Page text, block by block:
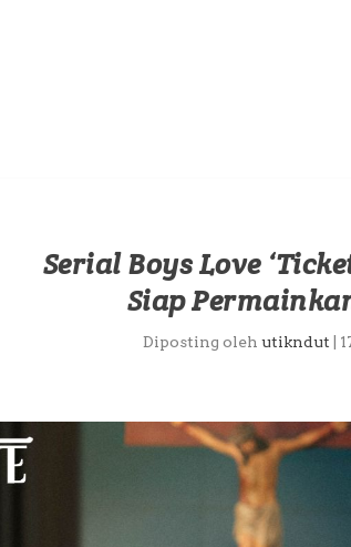
Serial Boys Love
Siap
Diposting oleh utikndut